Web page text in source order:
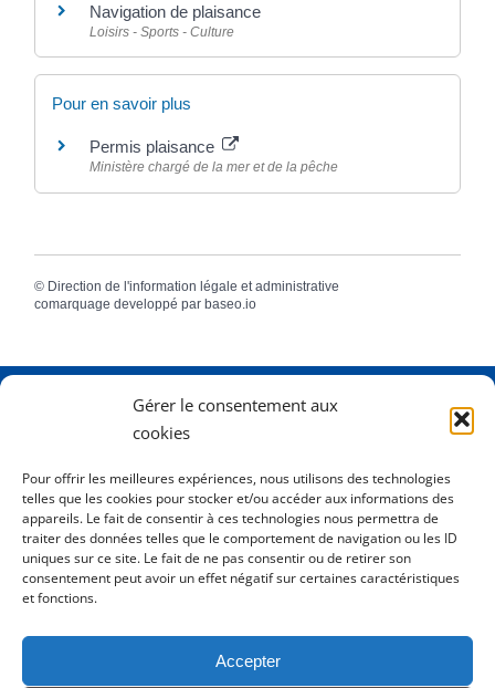
Gérer le consentement aux
cookies
Pour offrir les meilleures expériences, nous utilisons des technologies
telles que les cookies pour stocker et/ou accéder aux informations des
appareils. Le fait de consentir à ces technologies nous permettra de
traiter des données telles que le comportement de navigation ou les ID
uniques sur ce site. Le fait de ne pas consentir ou de retirer son
consentement peut avoir un effet négatif sur certaines caractéristiques
et fonctions.
Accepter
Navigation de plaisance
Loisirs - Sports - Culture
Pour en savoir plus
Permis plaisance
Ministère chargé de la mer et de la pêche
© Direction de l'information légale et administrative
comarquage developpé par baseo.io
2 Rue Dame Pernette
Horaires
Lundi de 8h15 à 12h
Mardi de 8h15 à 12h
Mercredi 8h15 à 12h
Jeudi de 8h15 à 12h - 16h à 18h00
Tél.